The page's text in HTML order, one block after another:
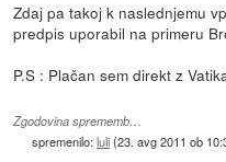
Zdaj pa takoj k naslednjemu
predpis uporabil na primeru
P.S : Plačan sem direkt z
Zgodovina sprememb…
spremenilo:luli(23. avg 2011 ob